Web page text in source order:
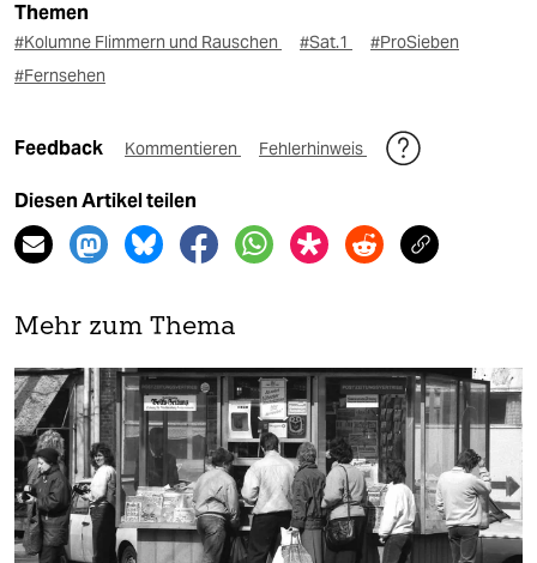
Themen
#Kolumne Flimmern und Rauschen #Sat.1
#ProSieben
#Fernsehen
Feedback Kommentieren Fehlerhinweis
Diesen Artikel teilen
Mehr zum Thema